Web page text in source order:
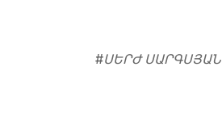
#ՍԵՐԺ ՍԱՐԳՍՅԱՆ